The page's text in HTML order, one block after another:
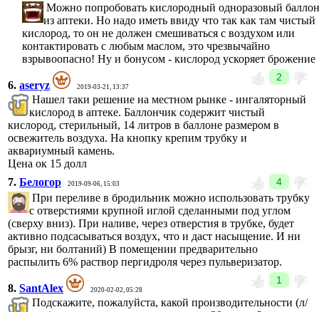
Можно попробовать кислородный одноразовый баллон
из аптеки. Но надо иметь ввиду что так как там чистый
кислород, то он не должен смешиваться с воздухом или
контактировать с любым маслом, это чрезвычайно
взрывоопасно! Ну и бонусом - кислород ускоряет брожение
2
6. aseryz 2019-03-21, 13:37
Нашел таки решение на местном рынке - ингаляторный
кислород в аптеке. Баллончик содержит чистый
кислород, стерильный, 14 литров в баллоне размером в
освежитель воздуха. На кнопку крепим трубку и
аквариумный камень.
Цена ок 15 долл
4
7. Белогор 2019-09-06, 15:03
При переливе в бродильник можно использовать трубку
с отверстиями крупной иглой сделанными под углом
(сверху вниз). При наливе, через отверстия в трубке, будет
активно подсасываться воздух, что и даст насыщение. И ни
брызг, ни болтаний) В помещении предварительно
распылить 6% раствор пергидроля через пульверизатор.
1
8. SantAlex 2020-02-02, 05:28
Подскажите, пожалуйста, какой производительности (л/